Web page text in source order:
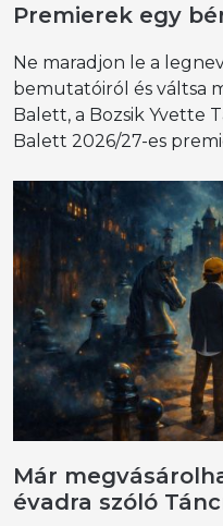
Premierek egy
Ne maradjon le a
bemutatóiról és váltsa
Balett, a Bozsik Yvette
Balett 2026/27-es
Már
évadra szóló